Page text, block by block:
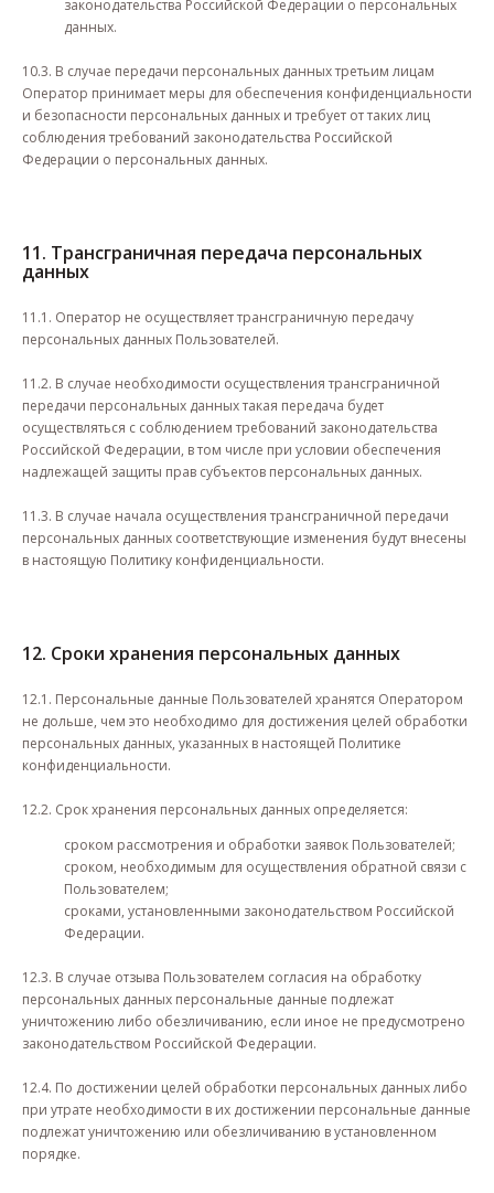
законодательства Российской Федерации о персональных
данных.
10.3. В случае передачи персональных данных третьим лицам
Оператор принимает меры для обеспечения конфиденциальности
и безопасности персональных данных и требует от таких лиц
соблюдения требований законодательства Российской
Федерации о персональных данных.
11. Трансграничная передача персональных
данных
11.1. Оператор не осуществляет трансграничную передачу
персональных данных Пользователей.
11.2. В случае необходимости осуществления трансграничной
передачи персональных данных такая передача будет
осуществляться с соблюдением требований законодательства
Российской Федерации, в том числе при условии обеспечения
надлежащей защиты прав субъектов персональных данных.
11.3. В случае начала осуществления трансграничной передачи
персональных данных соответствующие изменения будут внесены
в настоящую Политику конфиденциальности.
12. Сроки хранения персональных данных
12.1. Персональные данные Пользователей хранятся Оператором
не дольше, чем это необходимо для достижения целей обработки
персональных данных, указанных в настоящей Политике
конфиденциальности.
12.2. Срок хранения персональных данных определяется:
сроком рассмотрения и обработки заявок Пользователей;
сроком, необходимым для осуществления обратной связи с
Пользователем;
сроками, установленными законодательством Российской
Федерации.
12.3. В случае отзыва Пользователем согласия на обработку
персональных данных персональные данные подлежат
уничтожению либо обезличиванию, если иное не предусмотрено
законодательством Российской Федерации.
12.4. По достижении целей обработки персональных данных либо
при утрате необходимости в их достижении персональные данные
подлежат уничтожению или обезличиванию в установленном
порядке.